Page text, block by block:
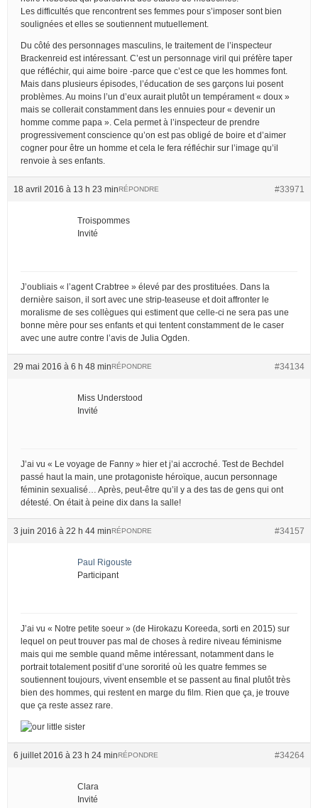
Les difficultés que rencontrent ses femmes pour s’imposer sont bien
soulignées et elles se soutiennent mutuellement.
Du côté des personnages masculins, le traitement de l’inspecteur
Brackenreid est intéressant. C’est un personnage viril qui préfère taper
que réfléchir, qui aime boire -parce que c’est ce que les hommes font.
Mais dans plusieurs épisodes, l’éducation de ses garçons lui posent
problèmes. Au moins l’un d’eux aurait plutôt un tempérament « doux »
mais se collerait constamment dans les ennuies pour « devenir un
homme comme papa ». Cela permet à l’inspecteur de prendre
progressivement conscience qu’on est pas obligé de boire et d’aimer
cogner pour être un homme et cela le fera réfléchir sur l’image qu’il
renvoie à ses enfants.
18 avril 2016 à 13 h 23 min #33971
RÉPONDRE
Troispommes
Invité
J’oubliais « l’agent Crabtree » élevé par des prostituées. Dans la
dernière saison, il sort avec une strip-teaseuse et doit affronter le
moralisme de ses collègues qui estiment que celle-ci ne sera pas une
bonne mère pour ses enfants et qui tentent constamment de le caser
avec une autre contre l’avis de Julia Ogden.
29 mai 2016 à 6 h 48 min #34134
RÉPONDRE
Miss Understood
Invité
J’ai vu « Le voyage de Fanny » hier et j’ai accroché. Test de Bechdel
passé haut la main, une protagoniste héroïque, aucun personnage
féminin sexualisé… Après, peut-être qu’il y a des tas de gens qui ont
détesté. On était à peine dix dans la salle!
3 juin 2016 à 22 h 44 min #34157
RÉPONDRE
Paul Rigouste
Participant
J’ai vu « Notre petite soeur » (de Hirokazu Koreeda, sorti en 2015) sur
lequel on peut trouver pas mal de choses à redire niveau féminisme
mais qui me semble quand même intéressant, notamment dans le
portrait totalement positif d’une sororité où les quatre femmes se
soutiennent toujours, vivent ensemble et se passent au final plutôt très
bien des hommes, qui restent en marge du film. Rien que ça, je trouve
que ça reste assez rare.
6 juillet 2016 à 23 h 24 min #34264
RÉPONDRE
Clara
Invité